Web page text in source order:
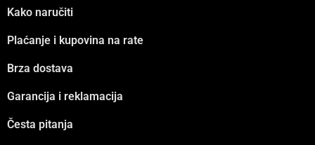
Kako naručiti
Plaćanje i kupovina na rate
Brza dostava
Garancija i reklamacija
Česta pitanja